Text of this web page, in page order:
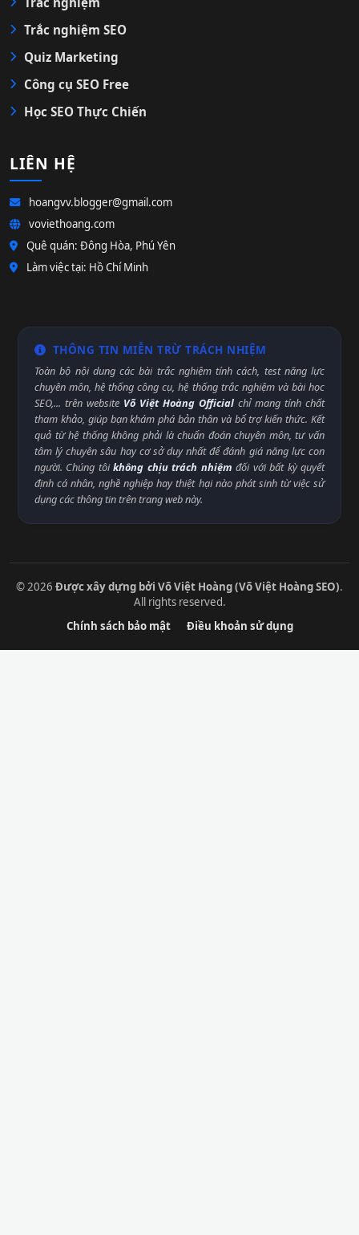
Trắc nghiệm SEO
Quiz Marketing
Công cụ SEO Free
Học SEO Thực Chiến
LIÊN HỆ
hoangvv.blogger@gmail.com
voviethoang.com
Quê quán: Đông Hòa, Phú Yên
Làm việc tại: Hồ Chí Minh
THÔNG TIN MIỄN TRỪ TRÁCH NHIỆM
Toàn bộ nội dung các bài trắc nghiệm tính cách, test năng lực
chuyên môn, hệ thống công cụ, hệ thống trắc nghiệm và bài học
SEO,... trên website Võ Việt Hoàng Official chỉ mang tính chất
tham khảo, giúp bạn khám phá bản thân và bổ trợ kiến thức. Kết
quả từ hệ thống không phải là chuẩn đoán chuyên môn, tư vấn
tâm lý chuyên sâu hay cơ sở duy nhất để đánh giá năng lực con
người. Chúng tôikhông chịu trách nhiệm đối với bất kỳ quyết
định cá nhân, nghề nghiệp hay thiệt hại nào phát sinh từ việc sử
dụng các thông tin trên trang web này.
© 2026 Được xây dựng bởi Võ Việt Hoàng (Võ Việt Hoàng SEO).
All rights reserved.
Chính sách bảo mật
Điều khoản sử dụng